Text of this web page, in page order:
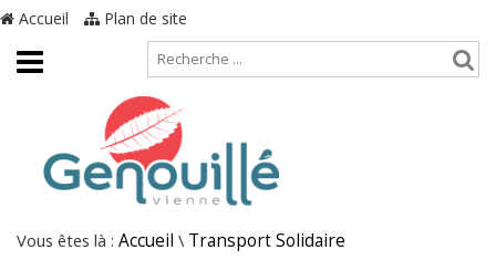
Accueil Plan de site
Vous êtes là : Accueil \ Transport Solidaire